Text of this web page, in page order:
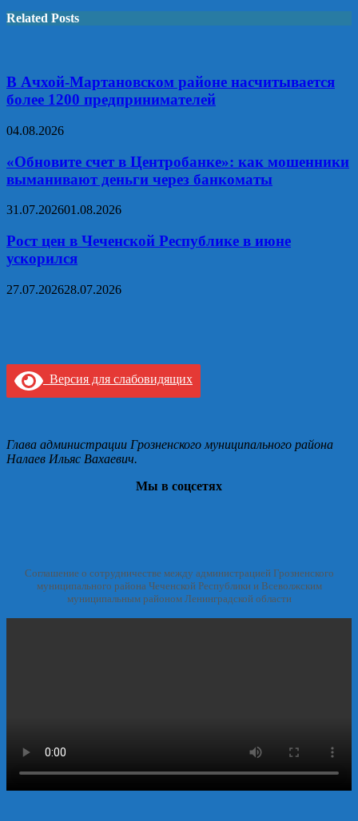
Related Posts
В Ачхой-Мартановском районе насчитывается
более 1200 предпринимателей
04.08.2026
«Обновите счет в Центробанке»: как мошенники
выманивают деньги через банкоматы
31.07.202601.08.2026
Рост цен в Чеченской Республике в июне
ускорился
27.07.202628.07.2026
Версия для слабовидящих
Глава администрации Грозненского муниципального района
Налаев Ильяс Вахаевич.
Мы в соцсетях
Соглашение о сотрудничестве между администрацией Грозненского
муниципального района Чеченской Республики и Всеволжским
муниципальным районом Ленинградской области